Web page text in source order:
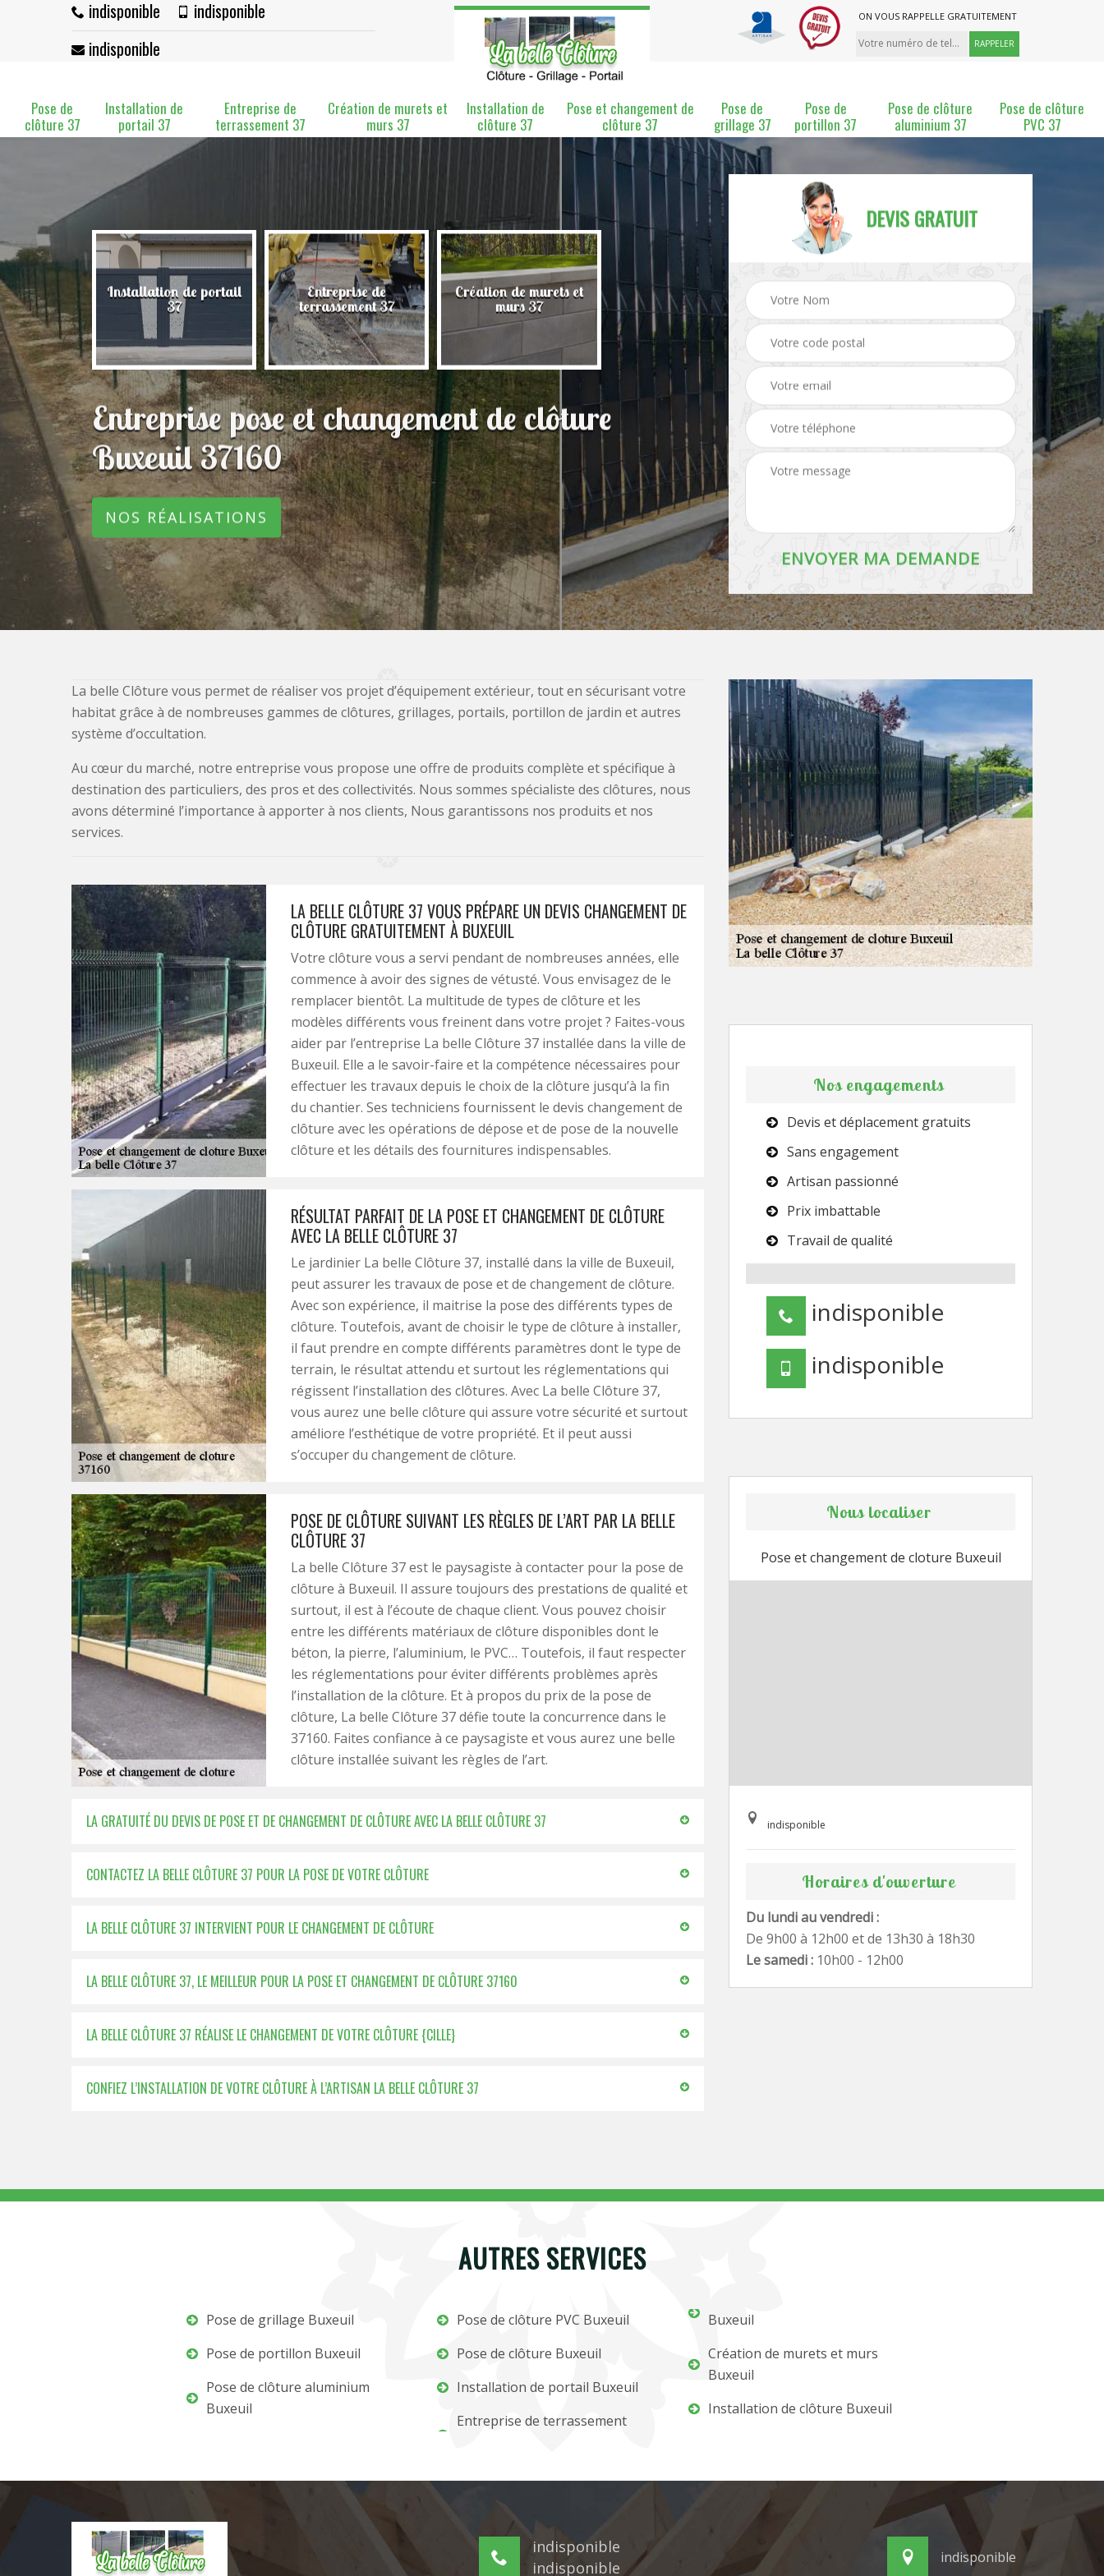
indisponible
indisponible
indisponible
ON VOUS RAPPELLE GRATUITEMENT
Pose de
clôture 37
Installation de
portail 37
Entreprise de
terrassement 37
Création de murets et
murs 37
Installation de
clôture 37
Pose et changement de
clôture 37
Pose de
grillage 37
Pose de
portillon 37
Pose de clôture
aluminium 37
Pose de clôture
PVC 37
37 Installation de portail
37
Entreprise de
terrassement 37
Création de murets et
murs 37
Installation de clôture
37
Pose et changement de Pose de grillage 37
Entreprise pose et changement de clôture
Buxeuil 37160
NOS RÉALISATIONS
DEVIS GRATUIT
La belle Clôture vous permet de réaliser vos projet d’équipement extérieur, tout en sécurisant votre
habitat grâce à de nombreuses gammes de clôtures, grillages, portails, portillon de jardin et autres
système d’occultation.
Au cœur du marché, notre entreprise vous propose une offre de produits complète et spécifique à
destination des particuliers, des pros et des collectivités. Nous sommes spécialiste des clôtures, nous
avons déterminé l’importance à apporter à nos clients, Nous garantissons nos produits et nos
services.
LA BELLE CLÔTURE 37 VOUS PRÉPARE UN DEVIS CHANGEMENT DE
CLÔTURE GRATUITEMENT À BUXEUIL
Votre clôture vous a servi pendant de nombreuses années, elle
commence à avoir des signes de vétusté. Vous envisagez de le
remplacer bientôt. La multitude de types de clôture et les
modèles différents vous freinent dans votre projet ? Faites-vous
aider par l’entreprise La belle Clôture 37 installée dans la ville de
Buxeuil. Elle a le savoir-faire et la compétence nécessaires pour
effectuer les travaux depuis le choix de la clôture jusqu’à la fin
du chantier. Ses techniciens fournissent le devis changement de
clôture avec les opérations de dépose et de pose de la nouvelle
clôture et les détails des fournitures indispensables.
RÉSULTAT PARFAIT DE LA POSE ET CHANGEMENT DE CLÔTURE
AVEC LA BELLE CLÔTURE 37
Le jardinier La belle Clôture 37, installé dans la ville de Buxeuil,
peut assurer les travaux de pose et de changement de clôture.
Avec son expérience, il maitrise la pose des différents types de
clôture. Toutefois, avant de choisir le type de clôture à installer,
il faut prendre en compte différents paramètres dont le type de
terrain, le résultat attendu et surtout les réglementations qui
régissent l’installation des clôtures. Avec La belle Clôture 37,
vous aurez une belle clôture qui assure votre sécurité et surtout
améliore l’esthétique de votre propriété. Et il peut aussi
s’occuper du changement de clôture.
POSE DE CLÔTURE SUIVANT LES RÈGLES DE L’ART PAR LA BELLE
CLÔTURE 37
La belle Clôture 37 est le paysagiste à contacter pour la pose de
clôture à Buxeuil. Il assure toujours des prestations de qualité et
surtout, il est à l’écoute de chaque client. Vous pouvez choisir
entre les différents matériaux de clôture disponibles dont le
béton, la pierre, l’aluminium, le PVC… Toutefois, il faut respecter
les réglementations pour éviter différents problèmes après
l’installation de la clôture. Et à propos du prix de la pose de
clôture, La belle Clôture 37 défie toute la concurrence dans le
37160. Faites confiance à ce paysagiste et vous aurez une belle
clôture installée suivant les règles de l’art.
LA GRATUITÉ DU DEVIS DE POSE ET DE CHANGEMENT DE CLÔTURE AVEC LA BELLE CLÔTURE 37
CONTACTEZ LA BELLE CLÔTURE 37 POUR LA POSE DE VOTRE CLÔTURE
LA BELLE CLÔTURE 37 INTERVIENT POUR LE CHANGEMENT DE CLÔTURE
LA BELLE CLÔTURE 37, LE MEILLEUR POUR LA POSE ET CHANGEMENT DE CLÔTURE 37160
LA BELLE CLÔTURE 37 RÉALISE LE CHANGEMENT DE VOTRE CLÔTURE {CILLE}
CONFIEZ L’INSTALLATION DE VOTRE CLÔTURE À L’ARTISAN LA BELLE CLÔTURE 37
Nos engagements
Devis et déplacement gratuits
Sans engagement
Artisan passionné
Prix imbattable
Travail de qualité
indisponible
indisponible
Nous localiser
Pose et changement de cloture Buxeuil
indisponible
Horaires d'ouverture
Du lundi au vendredi :
De 9h00 à 12h00 et de 13h30 à 18h30
Le samedi : 10h00 - 12h00
AUTRES SERVICES
Pose de grillage Buxeuil
Pose de portillon Buxeuil
Pose de clôture aluminium
Buxeuil
Pose de clôture PVC Buxeuil
Pose de clôture Buxeuil
Installation de portail Buxeuil
Entreprise de terrassement
Buxeuil
Création de murets et murs
Buxeuil
Installation de clôture Buxeuil
indisponible
indisponible
indisponible